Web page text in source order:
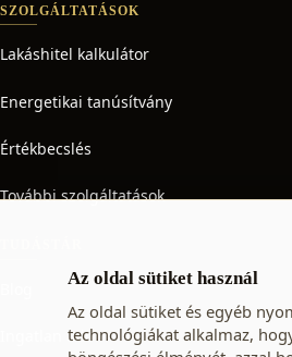
Az oldal sütiket használ
Az oldal sütiket és egyéb
technológiákat alkalmaz,
SZOLGÁLTATÁSOK
Lakáshitel kalkulátor
Energetikai tanúsítvány
Értékbecslés
További szolgáltatások
Ingatlan adó